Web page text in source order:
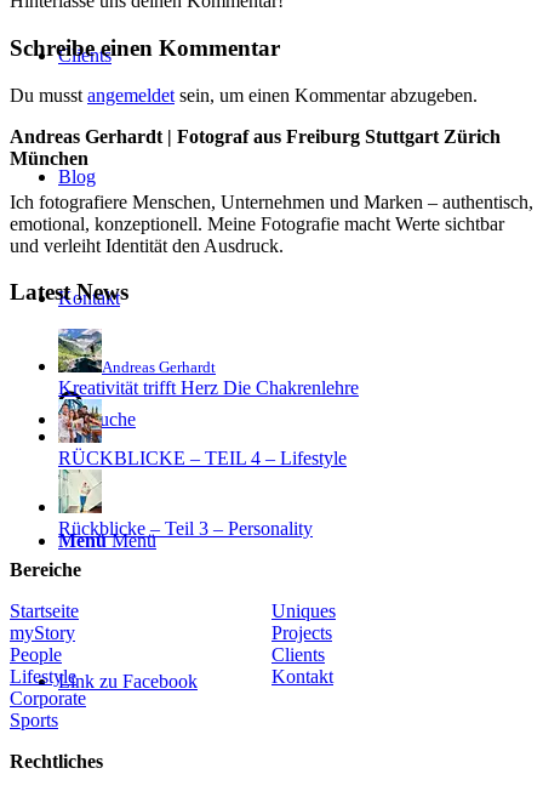
Clients
Blog
Kontakt
Suche
Menü Menü
Link zu Facebook
Schreibe einen Kommentar
Du musst angemeldet sein, um einen Kommentar abzugeben.
Andreas Gerhardt | Fotograf aus Freiburg Stuttgart Zürich
München
Ich fotografiere Menschen, Unternehmen und Marken – authentisch,
emotional, konzeptionell. Meine Fotografie macht Werte sichtbar
und verleiht Identität den Ausdruck.
Latest News
Andreas Gerhardt
Kreativität trifft Herz Die Chakrenlehre
RÜCKBLICKE – TEIL 4 – Lifestyle
Rückblicke – Teil 3 – Personality
Bereiche
Startseite
myStory
People
Lifestyle
Corporate
Sports
Uniques
Projects
Clients
Kontakt
Rechtliches